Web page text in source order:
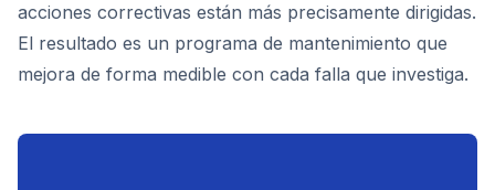
acciones correctivas están más precisamente dirigidas.
El resultado es un programa de mantenimiento que
mejora de forma medible con cada falla que investiga.